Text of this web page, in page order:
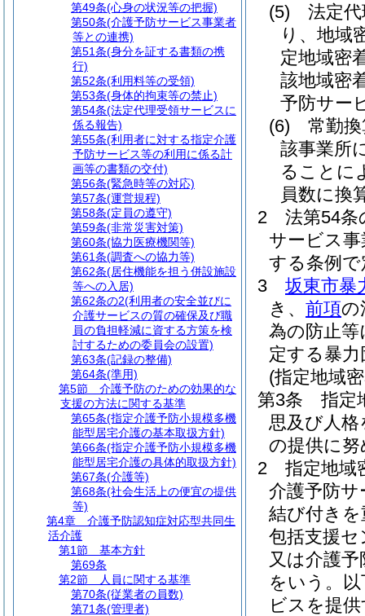
(5)
法定
り、地域
定地域密
該地域密
予防サー
(6)
常勤
該事業所
ることに
員数に換
2
法第54条
サービス
する条例
3
坂東市暴
き、 前項の
為の防止
定する暴
(指定地域
第3条
指定
思及び人
の提供に
2
指定地域
介護予防
結び付きを
包括支援
又は介護
をいう。
ビスを提
第49条(心身の状況等の把握)
第50条(介護予防サービス事業者
等との連携)
第51条(身分を証する書類の携
行)
第52条(利用料等の受領)
第53条(身体的拘束等の禁止)
第54条(法定代理受領サービスに
係る報告)
第55条(利用者に対する指定介護
予防サービス等の利用に係る計
画等の書類の交付)
第56条(緊急時等の対応)
第57条(運営規程)
第58条(定員の遵守)
第59条(非常災害対策)
第60条(協力医療機関等)
第61条(調査への協力等)
第62条(居住機能を担う併設施設
等への入居)
第62条の2(利用者の安全並びに
介護サービスの質の確保及び職
員の負担軽減に資する方策を検
討するための委員会の設置)
第63条(記録の整備)
第64条(準用)
第5節
介護予防のための効果的な
支援の方法に関する基準
第65条(指定介護予防小規模多機
能型居宅介護の基本取扱方針)
第66条(指定介護予防小規模多機
能型居宅介護の具体的取扱方針)
第67条(介護等)
第68条(社会生活上の便宜の提供
等)
第4章
介護予防認知症対応型共同生
活介護
第1節
基本方針
第69条
第2節
人員に関する基準
第70条(従業者の員数)
第71条(管理者)